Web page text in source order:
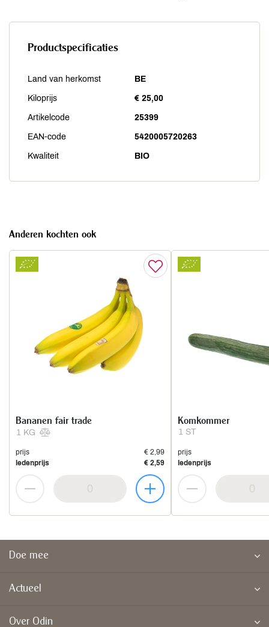
Productspecificaties
Land van herkomst BE
Kiloprijs € 25,00
Artikelcode 25399
EAN-code 5420005720263
Kwaliteit BIO
Anderen kochten ook
1 KG
Bananen fair trade
prijs
€ 2,99
ledenprijs
€ 2,59
1 ST
Komkommer
prijs
ledenprijs
Doe mee
Actueel
Over Odin